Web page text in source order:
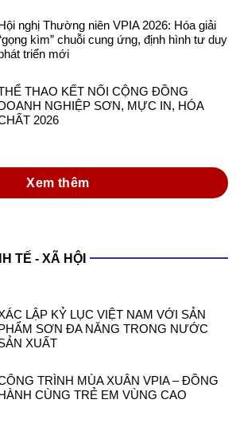
nghị Thường niên VPIA 2026: Hóa giải
kìm” chuỗi cung ứng, định hình tư duy
triển mới
THAO KẾT NỐI CỘNG ĐỒNG
NGHIỆP SƠN, MỰC IN, HÓA
2026
Xem thêm
TẾ - XÃ HỘI
LẬP KỶ LỤC VIỆT NAM VỚI SẢN
SƠN ĐA NĂNG TRONG NƯỚC
XUẤT
TRÌNH MÙA XUÂN VPIA – ĐỒNG
CÙNG TRẺ EM VÙNG CAO